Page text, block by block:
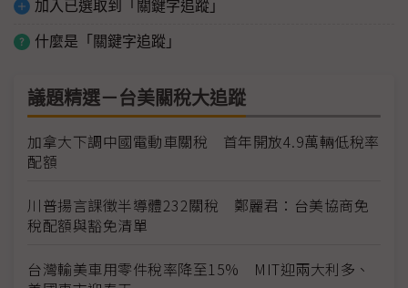
加入已選取到「關鍵字追蹤」
什麼是「關鍵字追蹤」
議題精選－台美關稅大追蹤
加拿大下調中國電動車關稅 首年開放4.9萬輛低稅率
配額
川普揚言課徵半導體232關稅 鄭麗君：台美協商免
稅配額與豁免清單
台灣輸美車用零件稅率降至15% MIT迎兩大利多、